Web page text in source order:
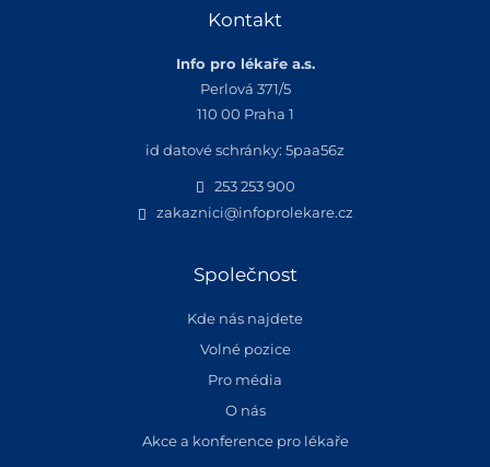
Kontakt
Info pro lékaře a.s.
Perlová 371/5
110 00 Praha 1
id datové schránky: 5paa56z
253 253 900
zakaznici@infoprolekare.cz
Společnost
Kde nás najdete
Volné pozice
Pro média
O nás
Akce a konference pro lékaře